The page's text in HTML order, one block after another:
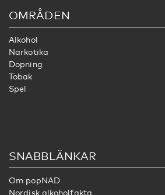
OMRÅDEN
Alkohol
Narkotika
Dopning
Tobak
Spel
SNABBLÄNKAR
Om popNAD
Nordisk alkoholfakta